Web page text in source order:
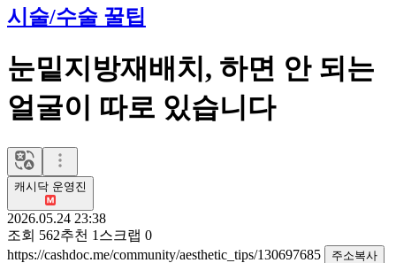
시술/수술 꿀팁
눈밑지방재배치, 하면 안 되는
얼굴이 따로 있습니다
캐시닥 운영진
2026.05.24 23:38
조회 562추천 1 스크랩 0
https://cashdoc.me/community/aesthetic_tips/130697685
주소복사